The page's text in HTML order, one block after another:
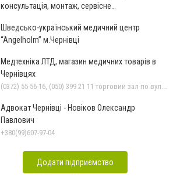
консультація, монтаж, сервісне
Шведсько-український медичний центр
“Angelholm” м.Чернівці
Медтехніка ЛТД, магазин медичних товарів в
Чернівцях
Адвокат Чернівці - Новіков Олександр
Павлович
+380(99)607-97-04
Додати підприємство